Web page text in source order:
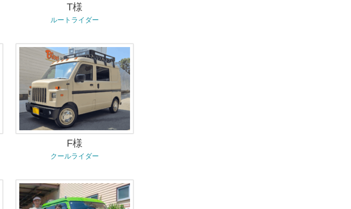
T様
ルートライダー
F様
クールライダー